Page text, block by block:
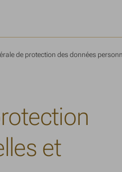
de protection des données
et